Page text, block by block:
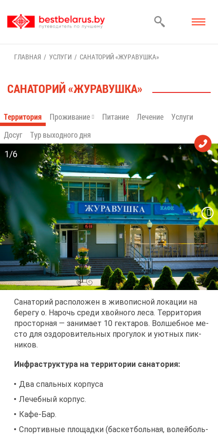
ГЛАВ­НАЯ УСЛУ­ГИ СА­НА­ТО­РИЙ «ЖУ­РА­ВУШ­КА»
СА­НА­ТО­РИЙ «ЖУ­РА­ВУШ­КА»
Тер­ри­то­рия Про­жи­ва­ние Пи­та­ние Ле­че­ние
Услу­ги
До­суг
Тур вы­ход­но­го дня
Са­на­то­рий рас­по­ло­жен в жи­во­пис­ной ло­ка­ции на
бе­ре­гу о. На­рочь сре­ди хвой­но­го ле­са. Тер­ри­то­рия
про­стор­ная — за­ни­ма­ет 10 гек­та­ров. Вол­шеб­ное ме­
сто для оздо­ро­ви­тель­ных про­гу­лок и уют­ных пик­
ни­ков.
Ин­фра­струк­ту­ра на тер­ри­то­рии са­на­то­рия:
Два спаль­ных кор­пу­са
Ле­чеб­ный кор­пус.
Ка­фе-Бар.
Спор­тив­ные пло­щад­ки (бас­кет­боль­ная, во­лей­боль­
1/6